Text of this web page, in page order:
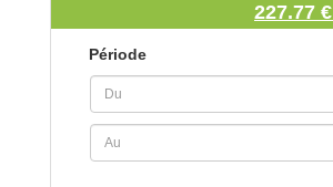
227.77 €
Période